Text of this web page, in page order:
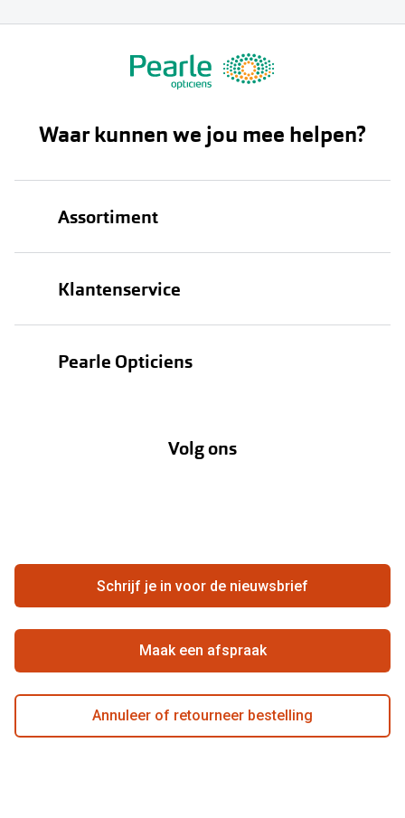
Waar kunnen we jou mee helpen?
Assortiment
Klantenservice
Verzending
Hier de overeenkomst ontbinden
Zorgvergoeding
Pearle Opticiens
Ondernemen bij Pearle
Beste winkelketen
Actievoorwaarden
Volg ons
Schrijf je in voor de nieuwsbrief
Maak een afspraak
Annuleer of retourneer bestelling